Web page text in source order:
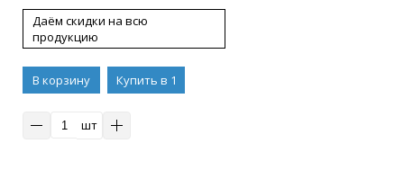
Даём скидки на всю
продукцию
В корзину
Купить в 1
шт